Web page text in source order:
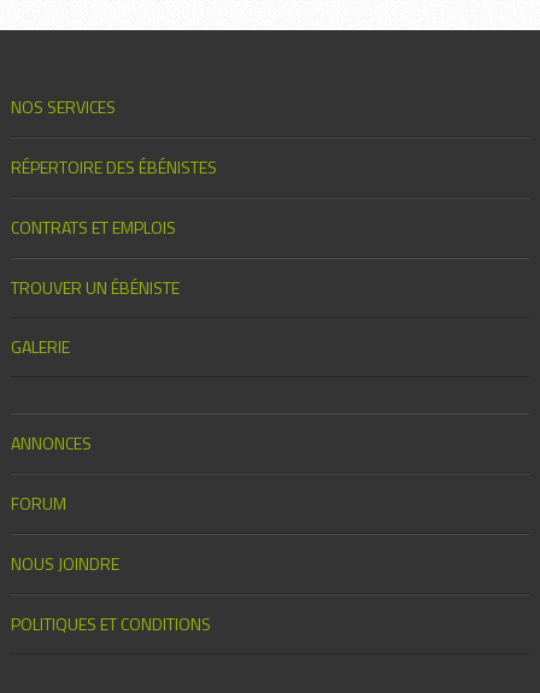
NOS SERVICES
RÉPERTOIRE DES ÉBÉNISTES
CONTRATS ET EMPLOIS
TROUVER UN ÉBÉNISTE
GALERIE
ANNONCES
FORUM
NOUS JOINDRE
POLITIQUES ET CONDITIONS